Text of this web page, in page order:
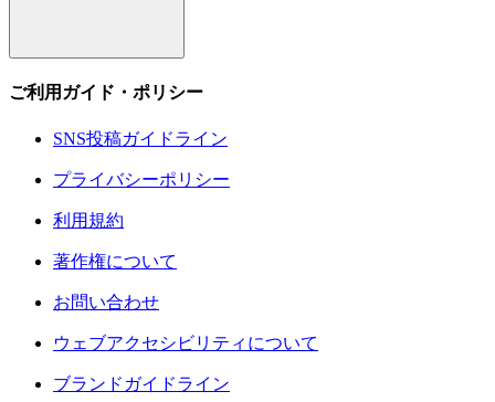
ご利用ガイド・ポリシー
SNS投稿ガイドライン
プライバシーポリシー
利用規約
著作権について
お問い合わせ
ウェブアクセシビリティについて
ブランドガイドライン